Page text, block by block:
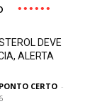
DEVE
ALERTA
CERTO -